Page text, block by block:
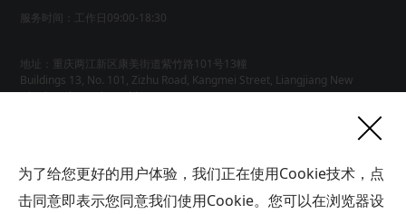
服务时间：工作日09:00-18:30
地址：重庆两江新区康美街道紫竹路101号13幢
Buildings 13, No. 101, Zizhu Road, Kangmei Street, Liangjiang New
网站地图 工业AI智能体
为了给您更好的用户体验，我们正在使用Cookie技术，点
击同意即表示您同意我们使用Cookie。您可以在浏览器设